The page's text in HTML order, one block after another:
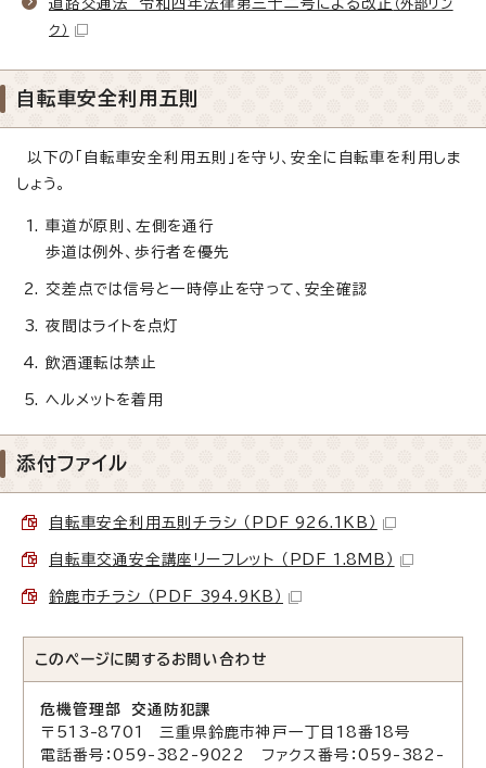
（外部リン
ク）
自転車安全利用五則
以下の「自転車安全利用五則」を守り、安全に自転車を利用しま
しょう。
車道が原則、左側を通行
歩道は例外、歩行者を優先
交差点では信号と一時停止を守って、安全確認
夜間はライトを点灯
飲酒運転は禁止
ヘルメットを着用
添付ファイル
自転車安全利用五則チラシ （PDF 926.1KB）
自転車交通安全講座リーフレット （PDF 1.8MB）
鈴鹿市チラシ （PDF 394.9KB）
このページに関する お問い合わせ
危機管理部 交通防犯課
〒513-8701 三重県鈴鹿市神戸一丁目18番18号
電話番号：059-382-9022 ファクス番号：059-382-